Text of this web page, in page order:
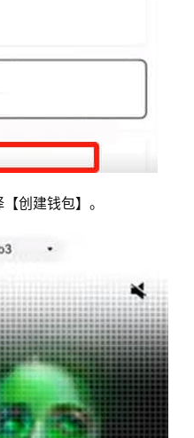
创建钱包】。